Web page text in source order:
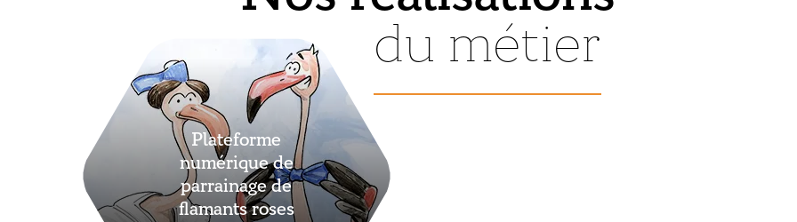
du métier
Plateforme
numérique de
parrainage de
flamants roses